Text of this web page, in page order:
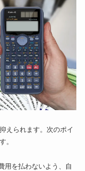
えられます。次のポイ
。
用を払わないよう、自